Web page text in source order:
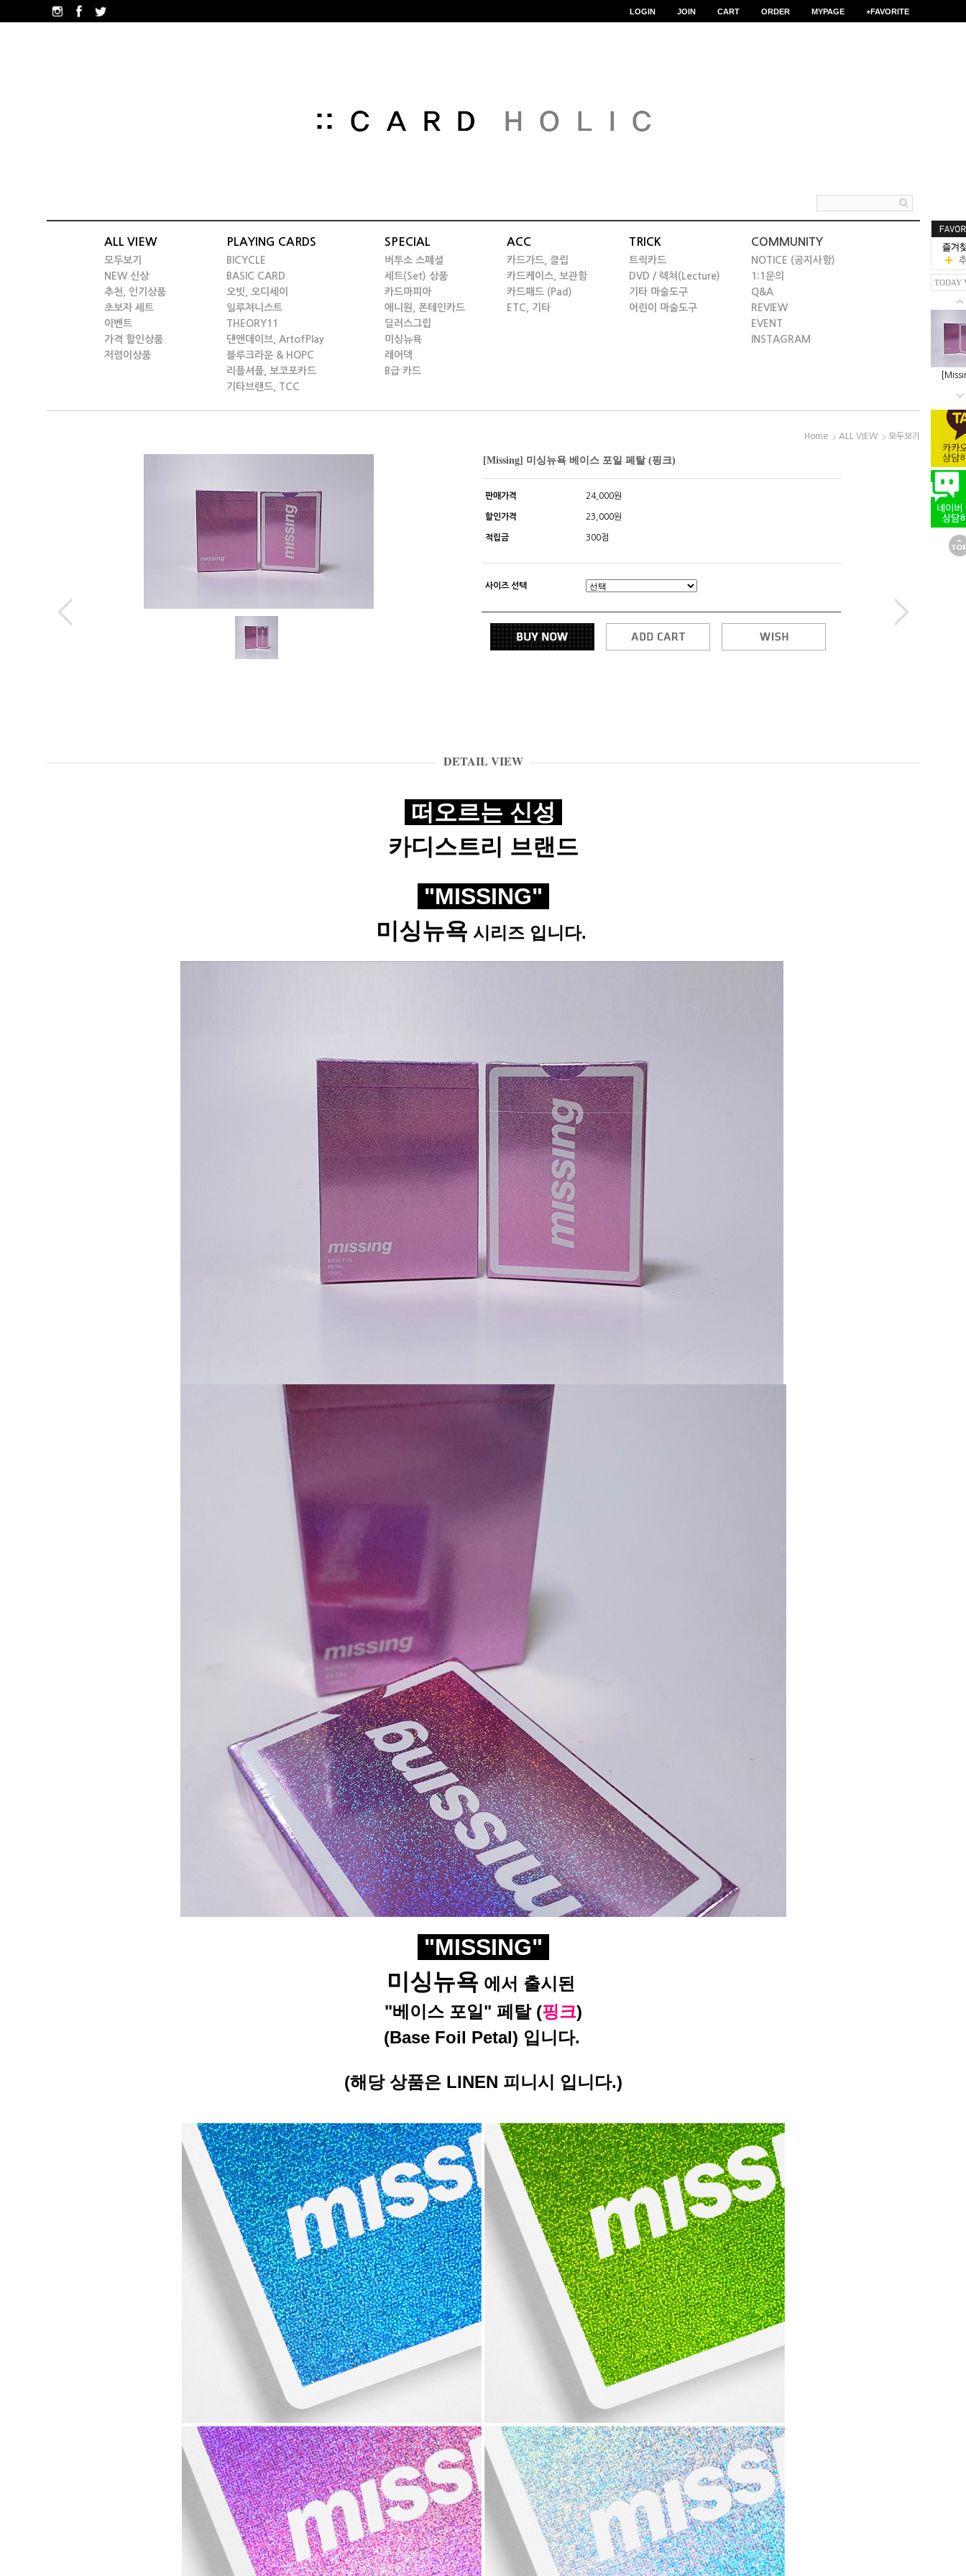
LOGIN JOIN CART ORDER MYPAGE +FAVORITE
ALL VIEW
모두보기
NEW 신상
추천, 인기상품
초보자 세트
이벤트
가격 할인상품
저렴이상품
PLAYING CARDS
BICYCLE
BASIC CARD
오빗, 오디세이
일루져니스트
THEORY11
댄앤데이브, ArtofPlay
블루크라운 & HOPC
리플셔플, 보코포카드
기타브랜드, TCC
SPECIAL
버투소 스페셜
세트(Set) 상품
카드마피아
애니원, 폰테인카드
딜러스그립
미싱뉴욕
레어덱
B급 카드
ACC
카드가드, 클립
카드케이스, 보관함
카드패드 (Pad)
ETC, 기타
TRICK
트릭카드
DVD / 렉쳐(Lecture)
기타 마술도구
어린이 마술도구
COMMUNITY
NOTICE (공지사항)
1:1문의
Q&A
REVIEW
EVENT
INSTAGRAM
TODAY
Home ALL VIEW 모두보기
[Missing] 미싱뉴욕 베이스 포일 페탈 (핑크)
판매가격 24,000원
할인가격 23,000원
적립금 300점
사이즈 선택
DETAIL VIEW
떠오르는 신성
카디스트리 브랜드
"MISSING"
미싱뉴욕 시리즈 입니다.
"MISSING"
미싱뉴욕 에서 출시된
"베이스 포일" 페탈 (핑크)
(Base Foil Petal) 입니다.
(해당 상품은 LINEN 피니시 입니다.)